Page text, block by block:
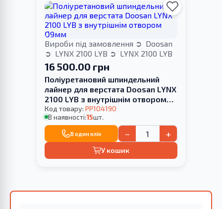
Вироби під замовлення
Doosan
LYNX 2100 LYB
LYNX 2100 LYB
16 500.00 грн
Поліуретановий шпиндельний
лайнер для верстата Doosan LYNX
2100 LYB з внутрішнім отвором
Ø9мм
Код товару: PP104190
В наявності:15шт.
В один клік − +
У кошик